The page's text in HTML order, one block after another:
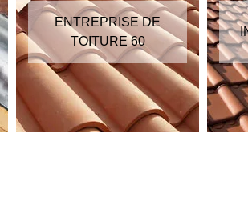
ENTREPRISE DE
TOITURE 60